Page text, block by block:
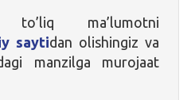
ma’lumotni
saytidan olishingiz va
manzilga murojaat